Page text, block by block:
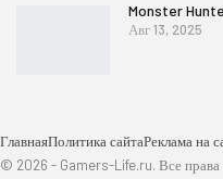
Monster
Авг 13, 2025
ГлавнаяПолитика сайтаРеклама на
© 2026 - Gamers-Life.ru. Все